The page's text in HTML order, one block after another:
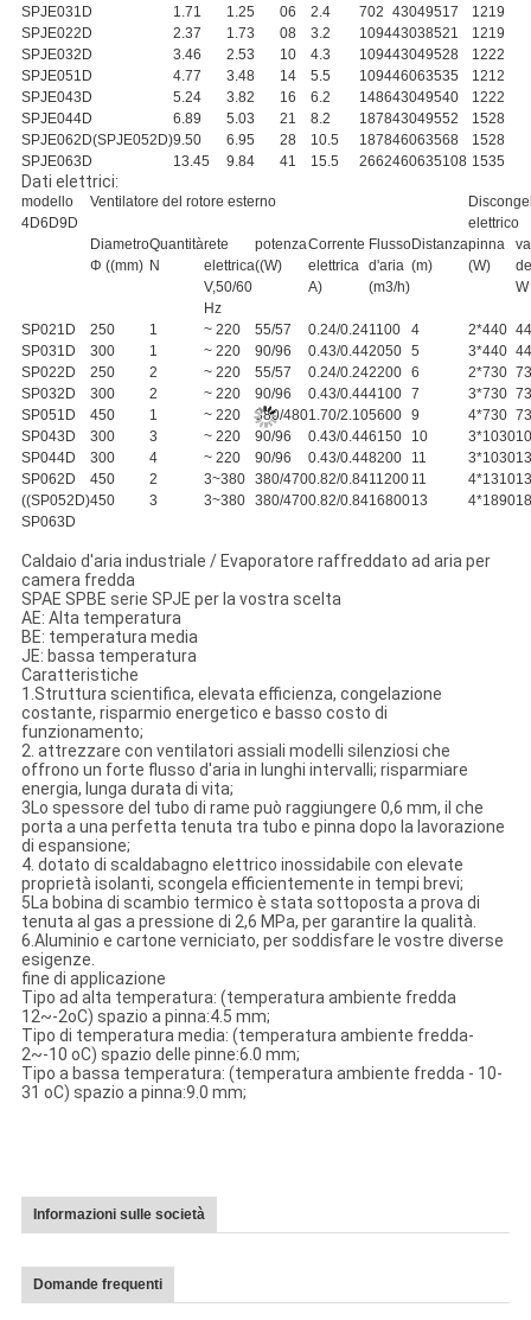
SPJE031D
SPJE022D
SPJE032D
SPJE051D
SPJE043D
SPJE044D
SPJE062D(SPJE052D)
SPJE063D
1.71
2.37
3.46
4.77
5.24
6.89
9.50
13.45
1.25
1.73
2.53
3.48
3.82
5.03
6.95
9.84
06
08
10
14
16
21
28
41
2.4
3.2
4.3
5.5
6.2
8.2
10.5
15.5
702
1094
1094
1094
1486
1878
1878
2662
430
430
430
460
430
430
460
460
495
385
495
635
495
495
635
635
17
21
28
35
40
52
68
108
12
12
12
12
12
15
15
15
19
19
22
12
22
28
28
35
Dati elettrici:
modello
4D6D9D
Ventilatore del rotore esterno
elettrico
Diametro
Φ ((mm)
Quantità
N
rete
elettrica
V,50/60
Hz
potenza
((W)
Corrente
elettrica
A)
Flusso
d'aria
(m3/h)
Distanza
(m)
pinna
(W)
W
SP021D
SP031D
SP022D
SP032D
SP051D
SP043D
SP044D
SP062D
((SP052D)
SP063D
250
300
250
300
450
300
300
450
450
1
1
2
2
1
3
4
2
3
~ 220
~ 220
~ 220
~ 220
~ 220
~ 220
~ 220
3~380
3~380
55/57
90/96
55/57
90/96
380/480
90/96
90/96
380/470
380/470
0.24/0.24
0.43/0.44
0.24/0.24
0.43/0.44
1.70/2.10
0.43/0.44
0.43/0.44
0.82/0.84
0.82/0.84
1100
2050
2200
4100
5600
6150
8200
11200
16800
4
5
6
7
9
10
11
11
13
2*440
3*440
2*730
3*730
4*730
3*1030
3*1030
4*1310
4*1890
Caldaio d'aria industriale / Evaporatore raffreddato ad aria per
camera fredda
SPAE SPBE serie SPJE per la vostra scelta
AE: Alta temperatura
BE: temperatura media
JE: bassa temperatura
Caratteristiche
1.Struttura scientifica, elevata efficienza, congelazione
costante, risparmio energetico e basso costo di
funzionamento;
2. attrezzare con ventilatori assiali modelli silenziosi che
offrono un forte flusso d'aria in lunghi intervalli; risparmiare
energia, lunga durata di vita;
3Lo spessore del tubo di rame può raggiungere 0,6 mm, il che
porta a una perfetta tenuta tra tubo e pinna dopo la lavorazione
di espansione;
4. dotato di scaldabagno elettrico inossidabile con elevate
proprietà isolanti, scongela efficientemente in tempi brevi;
5La bobina di scambio termico è stata sottoposta a prova di
tenuta al gas a pressione di 2,6 MPa, per garantire la qualità.
6.Aluminio e cartone verniciato, per soddisfare le vostre diverse
esigenze.
fine di applicazione
Tipo ad alta temperatura: (temperatura ambiente fredda
12~-2oC) spazio a pinna:4.5 mm;
Tipo di temperatura media: (temperatura ambiente fredda-
2~-10 oC) spazio delle pinne:6.0 mm;
Tipo a bassa temperatura: (temperatura ambiente fredda - 10-
31 oC) spazio a pinna:9.0 mm;
Informazioni sulle società
Domande frequenti